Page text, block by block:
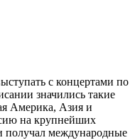
с концертами по
значились такие
Америка, Азия и
на крупнейших
получал международные